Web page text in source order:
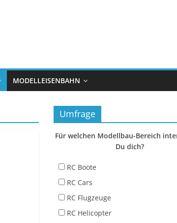
MODELLEISENBAHN
Umfrage
Für welchen Modellbau-Bereich
Du dich?
RC Boote
RC Cars
RC Flugzeuge
RC Helicopter